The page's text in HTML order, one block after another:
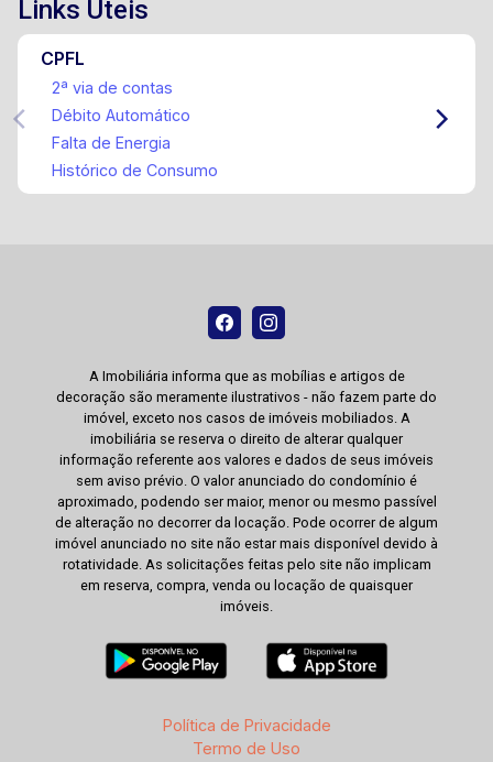
Links Úteis
CPFL
2ª via de contas
Débito Automático
Falta de Energia
Histórico de Consumo
A Imobiliária informa que as mobílias e artigos de
decoração são meramente ilustrativos - não fazem parte do
imóvel, exceto nos casos de imóveis mobiliados. A
imobiliária se reserva o direito de alterar qualquer
informação referente aos valores e dados de seus imóveis
sem aviso prévio. O valor anunciado do condomínio é
aproximado, podendo ser maior, menor ou mesmo passível
de alteração no decorrer da locação. Pode ocorrer de algum
imóvel anunciado no site não estar mais disponível devido à
rotatividade. As solicitações feitas pelo site não implicam
em reserva, compra, venda ou locação de quaisquer
imóveis.
Política de Privacidade
Termo de Uso